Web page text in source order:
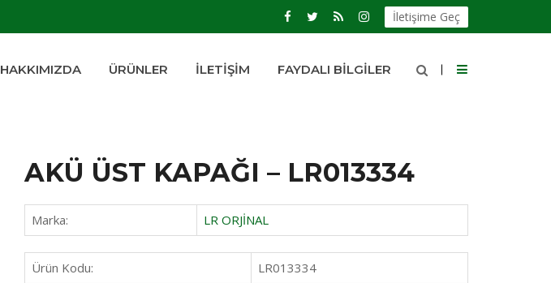
İletişime Geç
HAKKIMIZDA ÜRÜNLER İLETIŞIM FAYDALI BILGILER
AKÜ ÜST KAPAĞI – LR013334
Marka: LR ORJİNAL
Ürün Kodu: LR013334